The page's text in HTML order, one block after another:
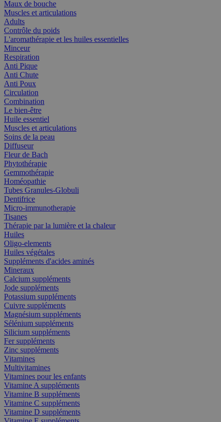
Maux de bouche
Muscles et articulations
Adults
Contrôle du poids
L'aromathérapie et les huiles essentielles
Minceur
Respiration
Anti Pique
Anti Chute
Anti Poux
Circulation
Combination
Le bien-être
Huile essentiel
Muscles et articulations
Soins de la peau
Diffuseur
Fleur de Bach
Phytothérapie
Gemmothérapie
Homéopathie
Tubes Granules-Globuli
Dentifrice
Micro-immunotherapie
Tisanes
Thérapie par la lumière et la chaleur
Huiles
Oligo-elements
Huiles végétales
Suppléments d'acides aminés
Mineraux
Calcium suppléments
Jode suppléments
Potassium suppléments
Cuivre suppléments
Magnésium suppléments
Sélénium suppléments
Silicium suppléments
Fer suppléments
Zinc suppléments
Vitamines
Multivitamines
Vitamines pour les enfants
Vitamine A suppléments
Vitamine B suppléments
Vitamine C suppléments
Vitamine D suppléments